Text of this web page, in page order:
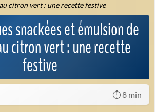
citron vert : une recette festive
snackées et émulsion de
citron vert : une recette
festive
⏱️ 8 min